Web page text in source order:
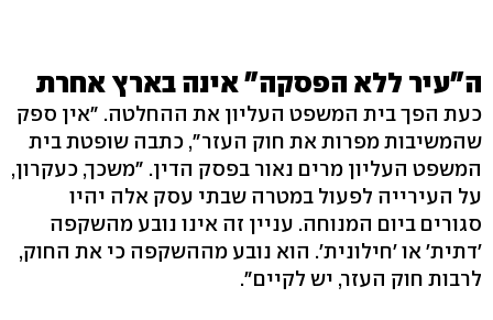
ה"עיר ללא הפסקה" אינה בארץ אחרת
כעת הפך בית המשפט העליון את ההחלטה. "אין ספק
שהמשיבות מפרות את חוק העזר", כתבה שופטת בית
המשפט העליון מרים נאור בפסק הדין. "משכך, כעקרון,
על העירייה לפעול במטרה שבתי עסק אלה יהיו
סגורים ביום המנוחה. עניין זה אינו נובע מהשקפה
'דתית' או 'חילונית'. הוא נובע מההשקפה כי את החוק,
לרבות חוק העזר, יש לקיים".